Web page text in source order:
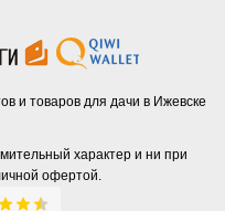
и товаров для дачи в Ижевске
характер и ни при
офертой.